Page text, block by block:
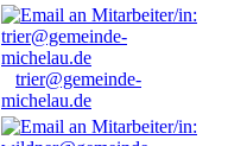
trier@gemeinde-
michelau.de